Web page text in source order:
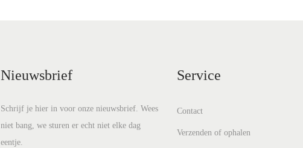
Nieuwsbrief
Schrijf je hier in voor onze nieuwsbrief. Wees
niet bang, we sturen er echt niet elke dag
eentje.
Service
Contact
Verzenden of ophalen